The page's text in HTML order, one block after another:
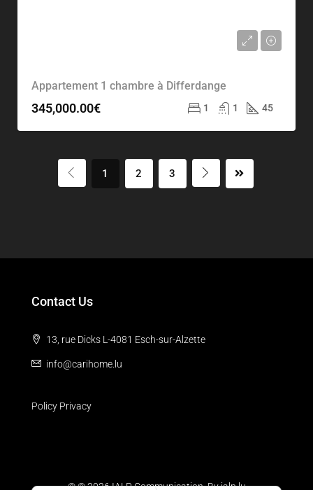
Appartement 1 chambre à Differdange
345,000.00€ 1 1 45
1 2 3
Contact Us
13, rue Dicks L-4081 Esch-sur-Alzette
info@carihome.lu
Policy Privacy
© © 2026 IALP Communication. Byialp.lu